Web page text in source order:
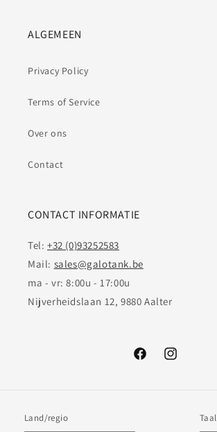
ALGEMEEN
Privacy Policy
Terms of Service
Over ons
Contact
CONTACT INFORMATIE
Tel: +32 (0)93252583
Mail: sales@galotank.be
ma - vr: 8:00u - 17:00u
Nijverheidslaan 12, 9880 Aalter
FacebookInstagram
Land/regio Taal